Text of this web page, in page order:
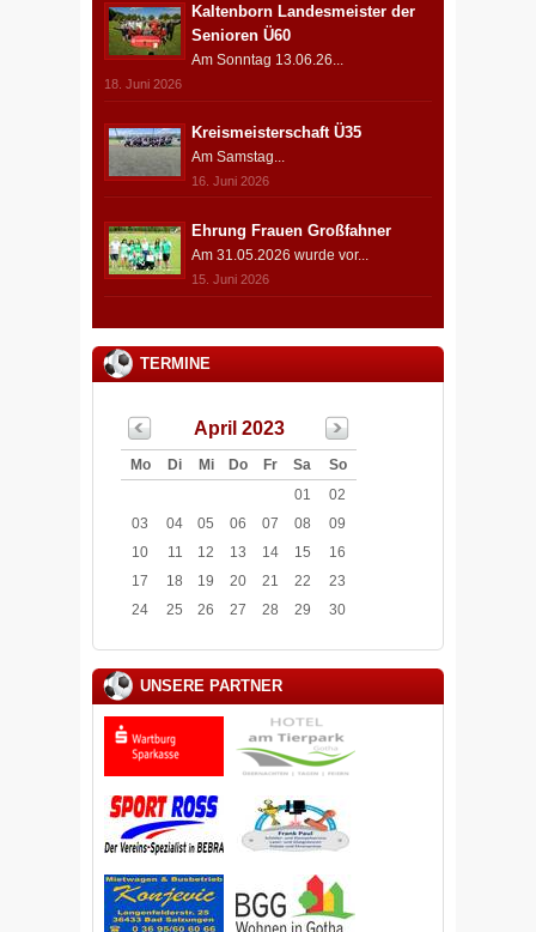
Kaltenborn Landesmeister der
Senioren Ü60
Am Sonntag 13.06.26...
18. Juni 2026
Kreismeisterschaft Ü35
Am Samstag...
16. Juni 2026
Ehrung Frauen Großfahner
Am 31.05.2026 wurde vor...
15. Juni 2026
TERMINE
April 2023
Mo Di Mi Do Fr Sa
So
01
02
03
04 05 06 07 08
09
10
11 12 13 14 15
16
17
18 19 20 21 22
23
24
25 26 27 28 29 30
UNSERE PARTNER